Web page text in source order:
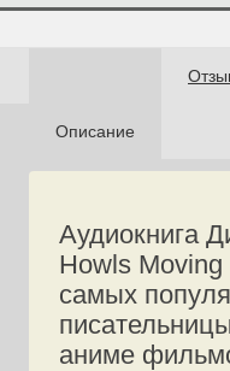
Описание
Аудиокнига
Howls
самых
аниме